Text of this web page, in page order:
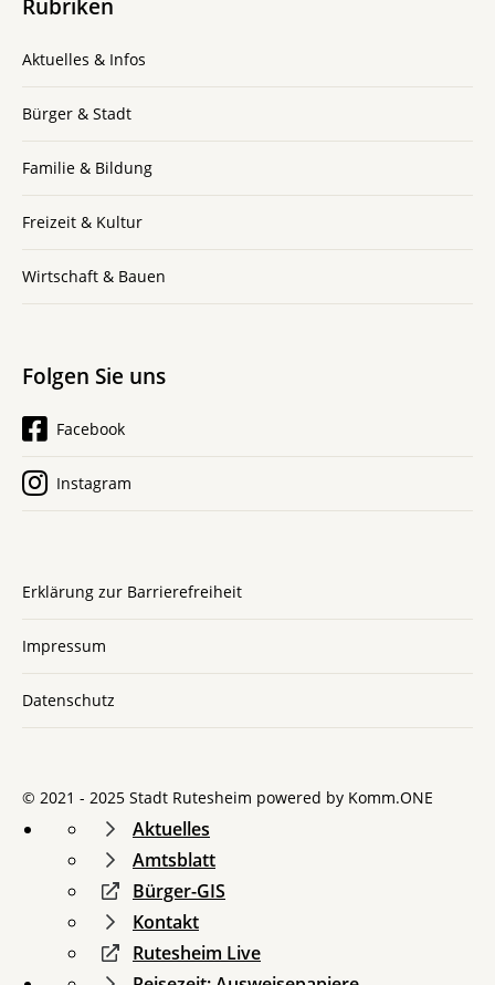
Rubriken
Aktuelles & Infos
Bürger & Stadt
Familie & Bildung
Freizeit & Kultur
Wirtschaft & Bauen
Folgen Sie uns
Facebook
Instagram
Erklärung zur Barrierefreiheit
Impressum
Datenschutz
© 2021 - 2025 Stadt Rutesheim powered by Komm.ONE
Aktuelles
Amtsblatt
Bürger-GIS
Kontakt
Rutesheim Live